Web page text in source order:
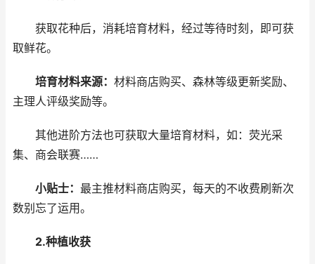
获取花种后，消耗培育材料，经过等待时刻，即可获
取鲜花。
培育材料来源： 材料商店购买、森林等级更新奖励、
主理人评级奖励等。
其他进阶方法也可获取大量培育材料，如：荧光采
集、商会联赛……
小贴士： 最主推材料商店购买，每天的不收费刷新次
数别忘了运用。
2.种植收获